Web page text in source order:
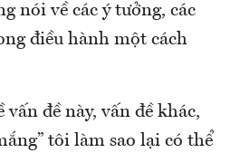
nói về các ý tưởng, các
điều hành một cách
đề này, vấn đề khác,
tôi làm sao lại có thể